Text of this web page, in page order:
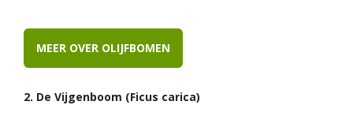
MEER OVER OLIJFBOMEN
2. De Vijgenboom (Ficus carica)